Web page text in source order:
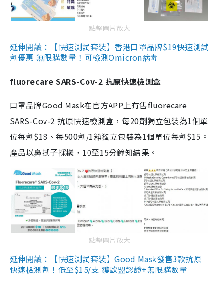
點擊圖片放大
延伸閱讀：【快速測試套裝】香港口罩品牌$19快速測試
劑優惠 無限購數量！可檢測Omicron病毒
fluorecare SARS-Cov-2 抗原快速檢測盒
口罩品牌Good Mask在官方APP上有售fluorecare
SARS-Cov-2 抗原快速檢測盒，每20劑獨立包裝為1個單
位每劑$18、每500劑/1箱獨立包裝為1個單位每劑$15。
產品以鼻拭子採樣，10至15分鐘知結果。
點擊圖片放大
延伸閱讀：【快速測試套裝】Good Mask發售3款抗原
快速檢測劑！低至$15/支 獲歐盟認證+無限購數量